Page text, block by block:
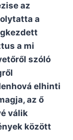
az
a
a mi
szóló
elhinti
az ő
válik
között